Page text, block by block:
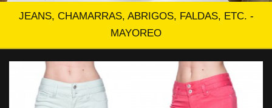
JEANS, CHAMARRAS, ABRIGOS, FALDAS, ETC. -
MAYOREO